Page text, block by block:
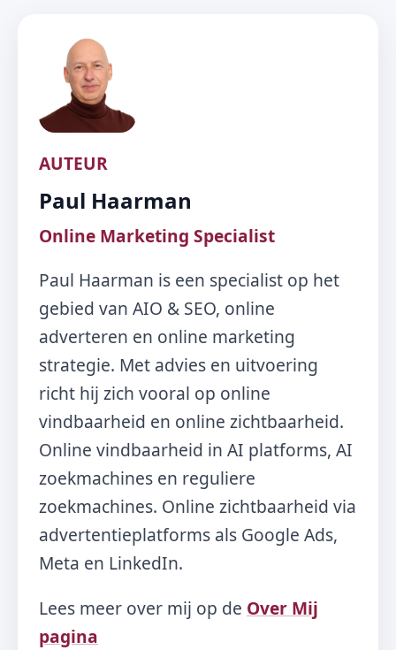
AUTEUR
Paul Haarman
Online Marketing Specialist
Paul Haarman is een specialist op het
gebied van AIO & SEO, online
adverteren en online marketing
strategie. Met advies en uitvoering
richt hij zich vooral op online
vindbaarheid en online zichtbaarheid.
Online vindbaarheid in AI platforms, AI
zoekmachines en reguliere
zoekmachines. Online zichtbaarheid via
advertentieplatforms als Google Ads,
Meta en LinkedIn.
Lees meer over mij op de Over Mij
pagina